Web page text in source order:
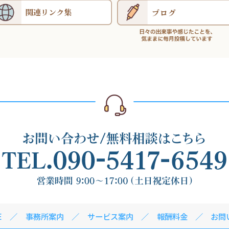
事務所案内 サービス案内 報酬料金 お問